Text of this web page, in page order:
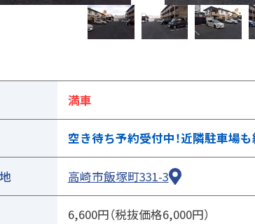
満車
空き待ち予約受付中！近隣駐車場も
高崎市飯塚町331-3
6,600円（税抜価格6,000円）